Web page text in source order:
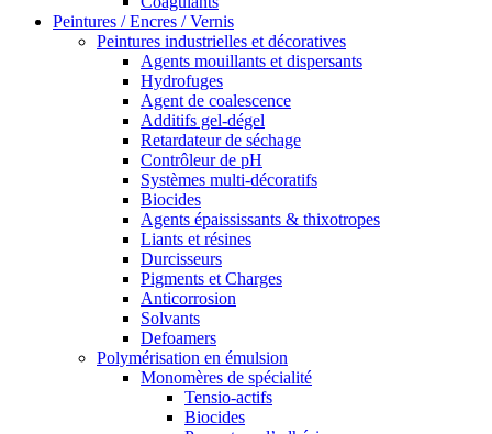
Peintures / Encres / Vernis
Peintures industrielles et décoratives
Agents mouillants et dispersants
Hydrofuges
Agent de coalescence
Additifs gel-dégel
Retardateur de séchage
Contrôleur de pH
Systèmes multi-décoratifs
Biocides
Agents épaississants & thixotropes
Liants et résines
Durcisseurs
Pigments et Charges
Anticorrosion
Solvants
Defoamers
Polymérisation en émulsion
Monomères de spécialité
Tensio-actifs
Biocides